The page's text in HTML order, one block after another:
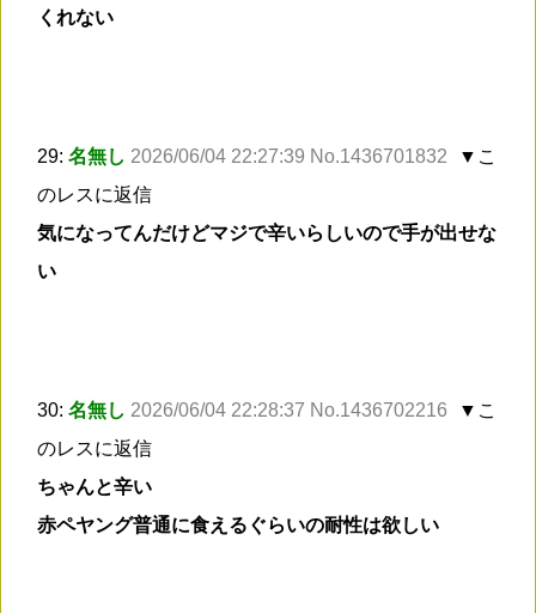
くれない
29: 名無し 2026/06/04 22:27:39 No.1436701832
▼こ
のレスに返信
気になってんだけどマジで辛いらしいので手が出せな
い
30: 名無し 2026/06/04 22:28:37 No.1436702216
▼こ
のレスに返信
ちゃんと辛い
赤ペヤング普通に食えるぐらいの耐性は欲しい